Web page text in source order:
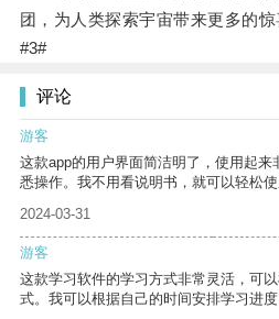
团，为人类探索宇宙带来更多的惊
#3#
评论
游客
这款app的用户界面简洁明了，使用起
悉操作。我不用看说明书，就可以轻松使
2024-03-31
游客
这款学习软件的学习方式非常灵活，可
式。我可以根据自己的时间安排学习进度